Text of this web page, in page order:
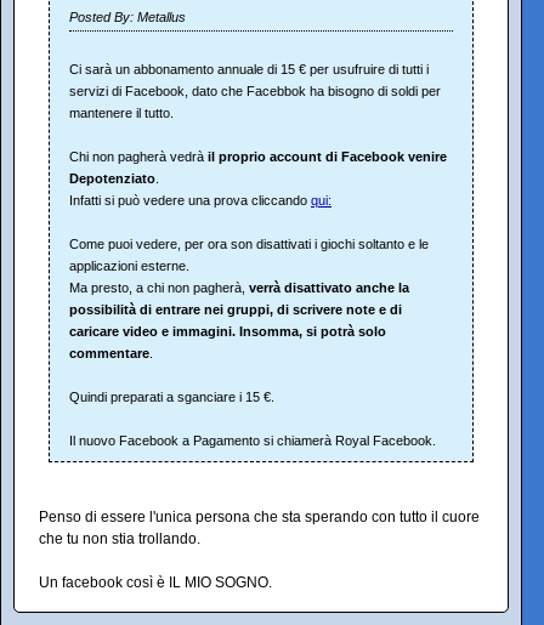
Posted By: Metallus
Ci sarà un abbonamento annuale di 15 € per usufruire di tutti i
servizi di Facebook, dato che Facebbok ha bisogno di soldi per
mantenere il tutto.
Chi non pagherà vedrà il proprio account di Facebook venire
Depotenziato
Infatti si può vedere una prova cliccando qui:
Come puoi vedere, per ora son disattivati i giochi soltanto e le
applicazioni esterne.
Ma presto, a chi non pagherà, verrà disattivato anche la
possibilità di entrare nei gruppi, di scrivere note e di
caricare video e immagini. Insomma, si potrà solo
commentare
Quindi preparati a sganciare i 15 €.
Il nuovo Facebook a Pagamento si chiamerà Royal Facebook.
Penso di essere l'unica persona che sta sperando con tutto il cuore
che tu non stia trollando.
Un facebook così è IL MIO SOGNO.